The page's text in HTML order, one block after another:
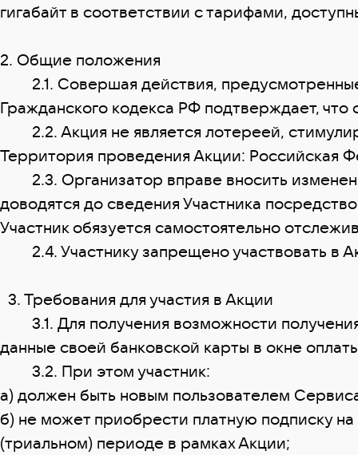
гигабайт в соответствии с тарифами,
2. Общие положения
2.1. Совершая действия, предусмотренные
Гражданского кодекса РФ подтверждает,
2.2. Акция не является лотереей,
Территория проведения Акции: Российская
2.3. Организатор вправе вносить
доводятся до сведения Участника
Участник обязуется самостоятельно
2.4. Участнику запрещено участвовать в
3. Требования для участия в Акции
3.1. Для получения возможности
данные своей банковской карты в окне
3.2. При этом участник:
а) должен быть новым пользователем
б) не может приобрести платную подписку
(триальном) периоде в рамках Акции;